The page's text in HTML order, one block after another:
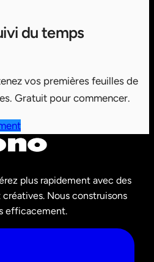
du temps
vos premières feuilles de
Gratuit pour commencer.
plus rapidement avec des
Nous construisons
efficacement.